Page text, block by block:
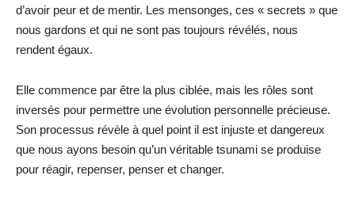
d’avoir peur et de mentir. Les mensonges, ces « secrets » que
nous gardons et qui ne sont pas toujours révélés, nous
rendent égaux.
Elle commence par être la plus ciblée, mais les rôles sont
inversés pour permettre une évolution personnelle précieuse.
Son processus révèle à quel point il est injuste et dangereux
que nous ayons besoin qu’un véritable tsunami se produise
pour réagir, repenser, penser et changer.